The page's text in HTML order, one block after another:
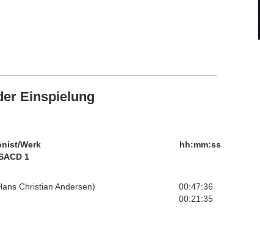
Einspielung
Werk
hh:mm:ss
1
Christian Andersen)
00:47:36
00:21:35